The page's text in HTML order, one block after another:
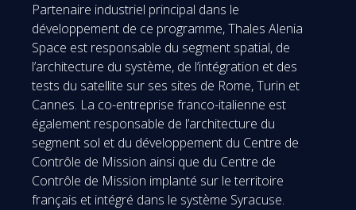
Partenaire industriel principal dans le
développement de ce programme, Thales Alenia
Space est responsable du segment spatial, de
l’architecture du système, de l’intégration et des
tests du satellite sur ses sites de Rome, Turin et
Cannes. La co-entreprise franco-italienne est
également responsable de l’architecture du
segment sol et du développement du Centre de
Contrôle de Mission ainsi que du Centre de
Contrôle de Mission implanté sur le territoire
français et intégré dans le système Syracuse.